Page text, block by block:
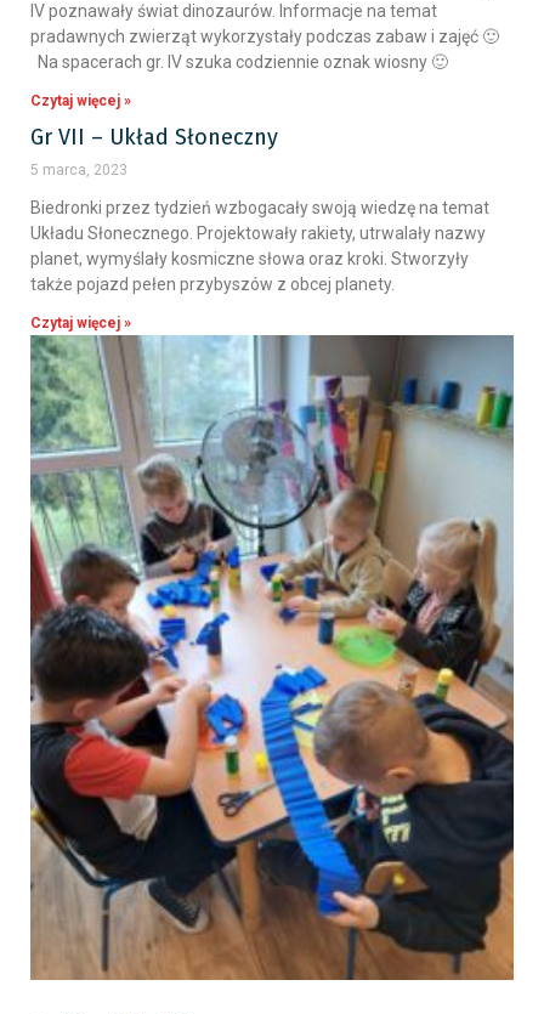
IV poznawały świat dinozaurów. Informacje na temat
pradawnych zwierząt wykorzystały podczas zabaw i zajęć 🙂
Na spacerach gr. IV szuka codziennie oznak wiosny 🙂
Czytaj więcej »
Gr VII – Układ Słoneczny
5 marca, 2023
Biedronki przez tydzień wzbogacały swoją wiedzę na temat
Układu Słonecznego. Projektowały rakiety, utrwalały nazwy
planet, wymyślały kosmiczne słowa oraz kroki. Stworzyły
także pojazd pełen przybyszów z obcej planety.
Czytaj więcej »